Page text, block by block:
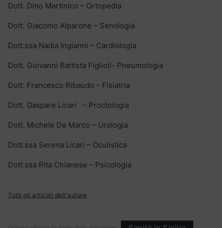
Dott. Dino Martinico – Ortopedia
Dott. Giacomo Alparone – Senologia
Dott.ssa Nadia Ingianni – Cardiologia
Dott. Giovanni Battista Figlioli- Pneumologia
Dott. Francesco Ribaudo – Fisiatria
Dott. Gaspare Licari – Proctologia
Dott. Michele De Marco – Urologia
Dott.ssa Serena Licari – Oculistica
Dott.ssa Rita Chianese – Psicologia
Tutti gli articoli dell'autore